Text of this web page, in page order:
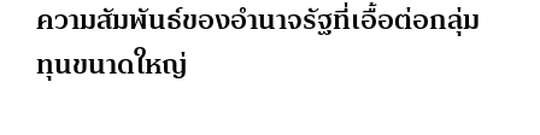
ความสัมพันธ์ของอำนาจรัฐที่เอื้อต่อกลุ่ม
ทุนขนาดใหญ่